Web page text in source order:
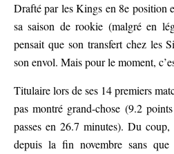
Drafté par les Kings en 8e position
sa saison de rookie (malgré en
pensait que son transfert chez les
son envol. Mais pour le moment,
Titulaire lors de ses 14 premiers
pas montré grand-chose (9.2
passes en 26.7 minutes). Du
depuis la fin novembre sans